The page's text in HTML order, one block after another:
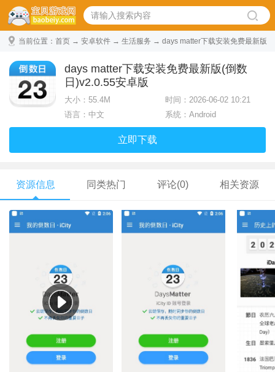
当前位置： 首页 → 安卓软件 → 生活服务 → days matter下载安装免费最新版
days matter下载安装免费最新版(倒数
日)v2.0.55安卓版
大小： 55.4M
时间：2026-06-02 10:21
语言：中文
系统：Android
立即下载
资源信息 同类热门 评论(0) 相关资源